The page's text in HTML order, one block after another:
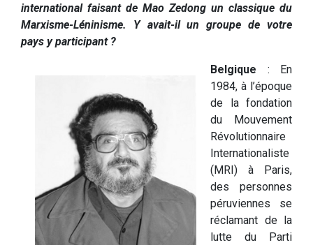
international faisant de Mao Zedong un classique du
Marxisme-Léninisme. Y avait-il un groupe de votre
pays y participant ?
Belgique : En
1984, à l’époque
de la fondation
du Mouvement
Révolutionnaire
Internationaliste
(MRI) à Paris,
des personnes
péruviennes se
réclamant de la
lutte du Parti